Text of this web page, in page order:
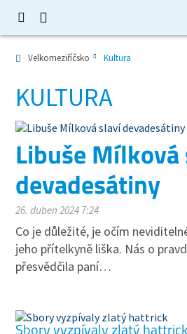
Velkomeziříčsko Kultura
KULTURA
Libuše
devadesátiny
26. duben 2024 7:24
Co je důležité, je očím
jeho přítelkyně liška. Nás o
přesvědčila paní…
Sbory vyzpívaly zlatý hattrick